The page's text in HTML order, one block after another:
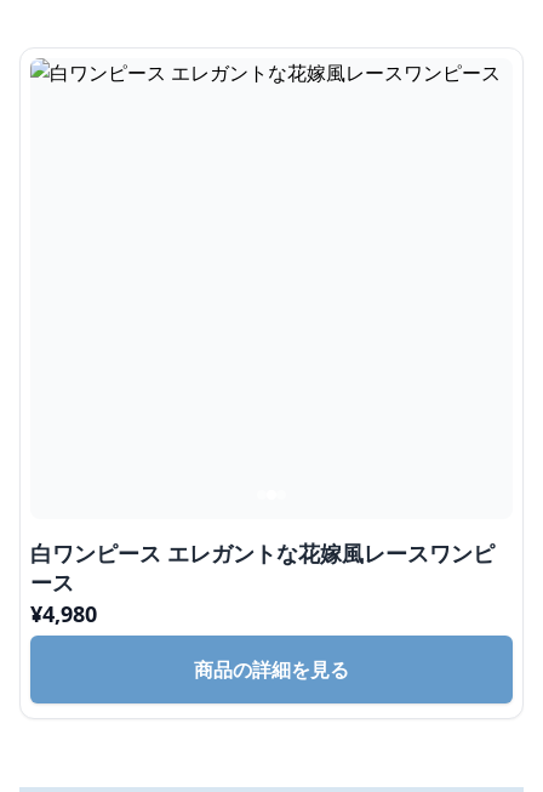
白ワンピース エレガントな花嫁風レースワンピ
ース
¥4,980
商品の詳細を見る